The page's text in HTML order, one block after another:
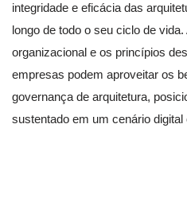
integridade e eficácia das
longo de todo o seu ciclo de
organizacional e os princípios
empresas podem aproveitar os
governança de arquitetura,
sustentado em um cenário